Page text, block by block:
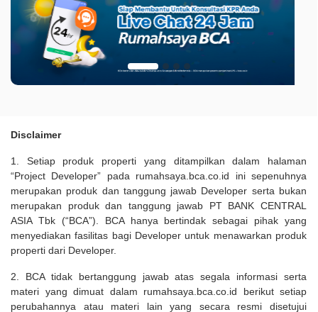
Disclaimer
1. Setiap produk properti yang ditampilkan dalam halaman
“Project Developer” pada rumahsaya.bca.co.id ini sepenuhnya
merupakan produk dan tanggung jawab Developer serta bukan
merupakan produk dan tanggung jawab PT BANK CENTRAL
ASIA Tbk (“BCA”). BCA hanya bertindak sebagai pihak yang
menyediakan fasilitas bagi Developer untuk menawarkan produk
properti dari Developer.
2. BCA tidak bertanggung jawab atas segala informasi serta
materi yang dimuat dalam rumahsaya.bca.co.id berikut setiap
perubahannya atau materi lain yang secara resmi disetujui